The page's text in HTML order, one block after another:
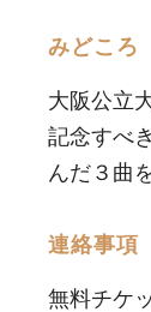
みどころ
大阪公立
記念すべ
んだ３曲
連絡事項
無料チケ